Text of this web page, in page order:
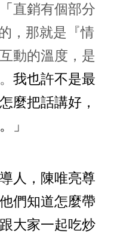
直銷有個部分
，那就是『情
動的溫度，是
我也許不是最
麼把話講好，
」
人，陳唯亮尊
們知道怎麼帶
大家一起吃炒